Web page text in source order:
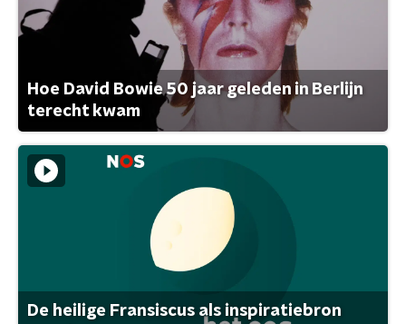
Hoe David Bowie 50 jaar geleden in Berlijn
terecht kwam
De heilige Fransiscus als inspiratiebron